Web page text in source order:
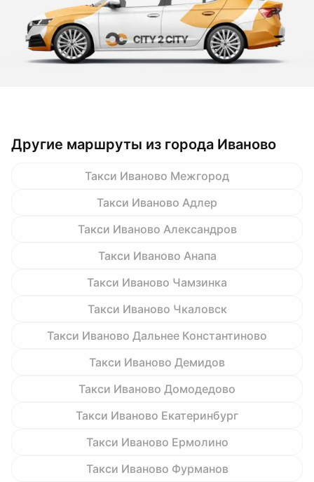
Другие маршруты из города Иваново
Такси Иваново Межгород
Такси Иваново Адлер
Такси Иваново Александров
Такси Иваново Анапа
Такси Иваново Чамзинка
Такси Иваново Чкаловск
Такси Иваново Дальнее Константиново
Такси Иваново Демидов
Такси Иваново Домодедово
Такси Иваново Екатеринбург
Такси Иваново Ермолино
Такси Иваново Фурманов